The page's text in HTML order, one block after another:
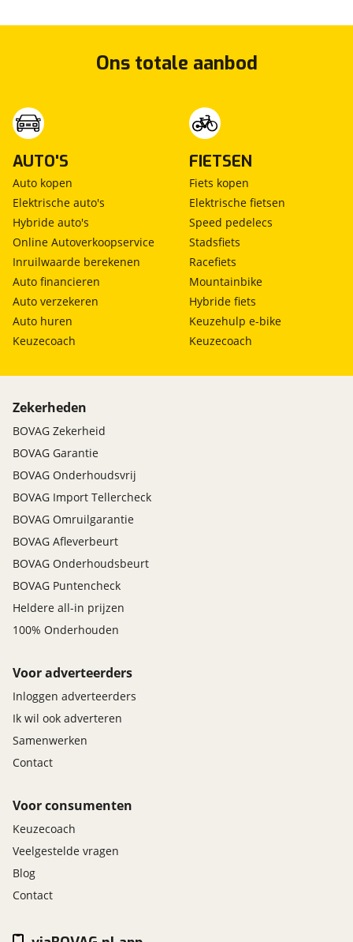
Ons totale aanbod
AUTO'S
Auto kopen
Elektrische auto's
Hybride auto's
Online Autoverkoopservice
Inruilwaarde berekenen
Auto financieren
Auto verzekeren
Auto huren
Keuzecoach
FIETSEN
Fiets kopen
Elektrische fietsen
Speed pedelecs
Stadsfiets
Racefiets
Mountainbike
Hybride fiets
Keuzehulp e-bike
Keuzecoach
Zekerheden
BOVAG Zekerheid
BOVAG Garantie
BOVAG Onderhoudsvrij
BOVAG Import Tellercheck
BOVAG Omruilgarantie
BOVAG Afleverbeurt
BOVAG Onderhoudsbeurt
BOVAG Puntencheck
Heldere all-in prijzen
100% Onderhouden
Voor adverteerders
Inloggen adverteerders
Ik wil ook adverteren
Samenwerken
Contact
Voor consumenten
Keuzecoach
Veelgestelde vragen
Blog
Contact